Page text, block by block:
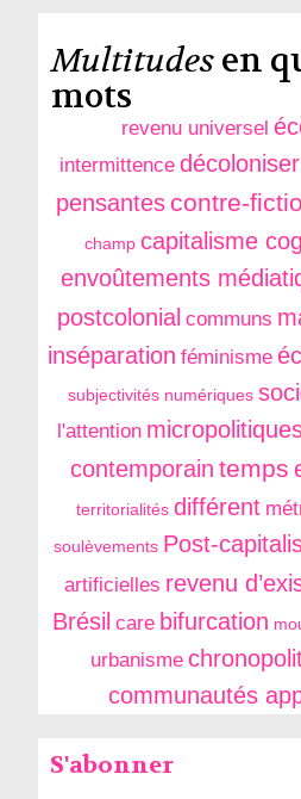
Multitudesen
mots
revenu universel
intermittence décoloniser
pensantes contre-
champ capitalisme
envoûtements
postcolonial communs
inséparation féminisme
subjectivités numériques
l'attention
contemporain temps
territorialités différent
soulèvements Post-
artificielles revenu
Brésil care bifurcation
urbanisme
communautés
S'abonner